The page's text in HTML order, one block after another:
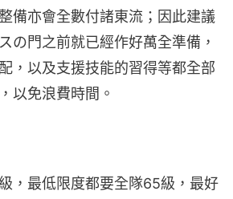
備亦會全數付諸東流；因此建議
の門之前就已經作好萬全準備，
，以及支援技能的習得等都全部
以免浪費時間。
，最低限度都要全隊65級，最好